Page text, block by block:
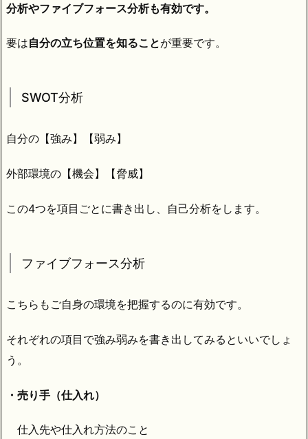
分析やファイブフォース分析も有効です。
要は自分の立ち位置を知ることが重要です。
SWOT分析
自分の【強み】【弱み】
外部環境の【機会】【脅威】
この4つを項目ごとに書き出し、自己分析をします。
ファイブフォース分析
こちらもご自身の環境を把握するのに有効です。
それぞれの項目で強み弱みを書き出してみるといいでしょ
う。
・売り手（仕入れ）
仕入先や仕入れ方法のこと